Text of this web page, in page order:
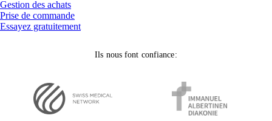
Gestion des achats
Prise de commande
Essayez gratuitement
Ils nous font confiance: